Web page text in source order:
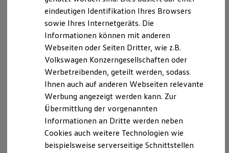
Lifestyle Shop
T-Roc Kollektion
Golf Kollektion
Volkswagen Kollektion
R-Kollektion
GTI Kollektion
Fußball Drop
we drive football
#wedriveproud
Besitzer und Service
myVolkswagen
Software Updates
Service und Ersatzteile
Inspektion und HU/AU
Behörden können unter außergewöhnlichen
Umständen – etwa bei Notfällen oder
dringenden öffentlichen Bedürfnissen – Zugang
zu bestimmten Daten beantragen. Alle Anfragen
werden gemäß bestehender gesetzlicher
Rahmenbedingungen bearbeitet, um
Konformität und Datensicherheit zu
gewährleisten.
Weitere Informationen finden Sie unter
folgendem Link:
eindeutigen Identifikation Ihres Browsers
sowie Ihres Internetgeräts. Die
Informationen können mit anderen
Webseiten oder Seiten Dritter, wie z.B.
Volkswagen Konzerngesellschaften oder
Werbetreibenden, geteilt werden, sodass
Ihnen auch auf anderen Webseiten relevante
Werbung angezeigt werden kann. Zur
Übermittlung der vorgenannten
Informationen an Dritte werden neben
Cookies auch weitere Technologien wie
beispielsweise serverseitige Schnittstellen